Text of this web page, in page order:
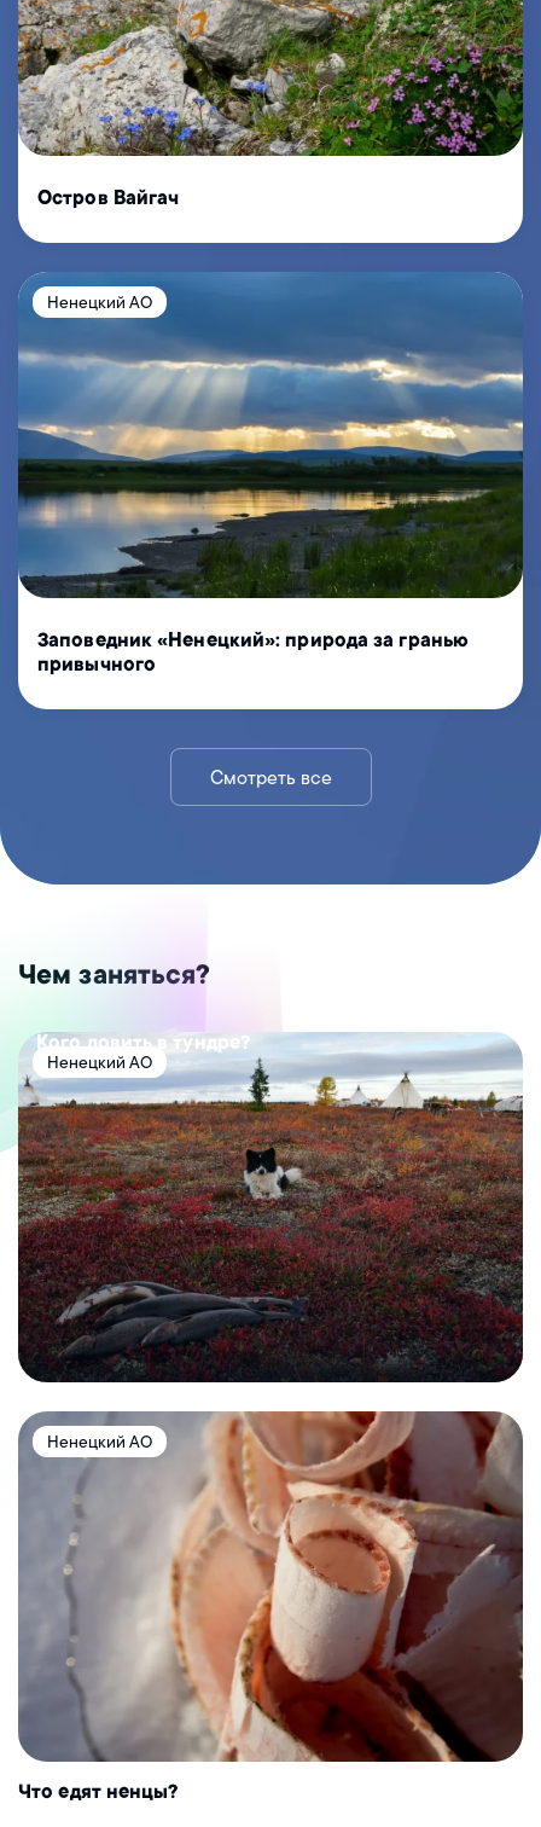
Остров Вайгач
Заповедник «Ненецкий»: природа за гранью
привычного
Ненецкий АО
Смотреть все
Чем заняться?
Ненецкий АО
Кого ловить в тундре?
Ненецкий АО
Что едят ненцы?